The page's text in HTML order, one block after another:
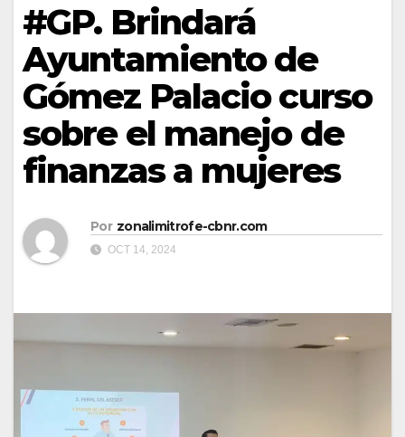
#GP. Brindará
Ayuntamiento de
Gómez Palacio curso
sobre el manejo de
finanzas a mujeres
Por zonalimitrofe-cbnr.com
OCT 14, 2024